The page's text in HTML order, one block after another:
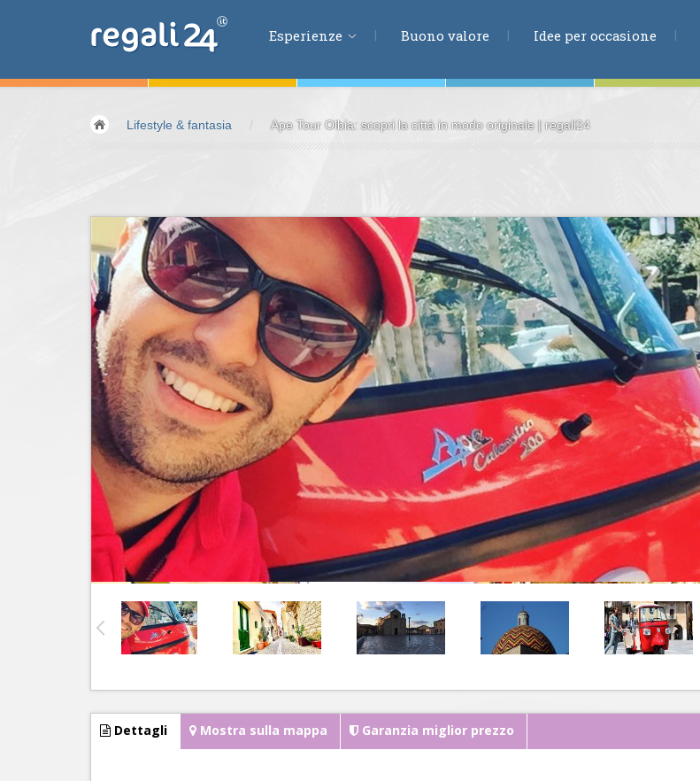
Esperienze
Volare &spazio
Sport &fitness
Mangiare &bere
salute
Acqua &vento
Lifestyle &fantasia
Kids &Family
Pernottamenti
Buono valore Idee per occasione
Lifestyle & fantasia / Ape Tour Olbia: scopri la città in modo originale | regali24
Dettagli Mostra sulla mappa Garanzia miglior prezzo